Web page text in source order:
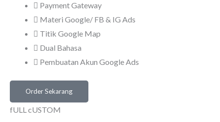
Payment Gateway
Materi Google/ FB & IG Ads
Titik Google Map
Dual Bahasa
Pembuatan Akun Google Ads
Order Sekarang
fULL cUSTOM